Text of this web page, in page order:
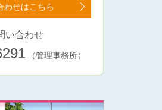
わせはこちら
い合わせ
（管理事務所）